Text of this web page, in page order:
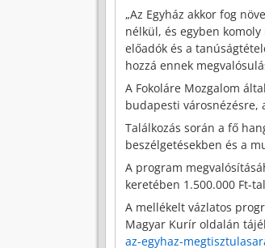
„Az Egyház akkor fog
nélkül, és egyben
előadók és a
hozzá ennek
A Fokoláre Mozgalom
budapesti városnézésre,
Találkozás során a fő
beszélgetésekben és a
A program
keretében 1.500.000 Ft-
A mellékelt vázlatos
Magyar Kurír oldalán
az-egyhaz-